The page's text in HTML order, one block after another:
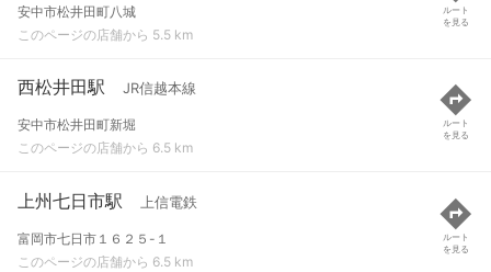
安中市松井田町八城
このページの店舗から 5.5 km
ルート
を見る
西松井田駅 JR信越本線
安中市松井田町新堀
このページの店舗から 6.5 km
ルート
を見る
上州七日市駅 上信電鉄
富岡市七日市１６２５-１
このページの店舗から 6.5 km
ルート
を見る